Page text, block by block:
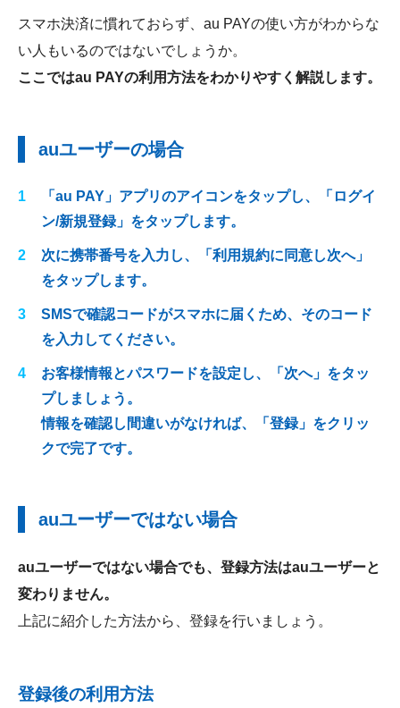
スマホ決済に慣れておらず、au PAYの使い方がわからな
い人もいるのではないでしょうか。
ここではau PAYの利用方法をわかりやすく解説します。
auユーザーの場合
「au PAY」アプリのアイコンをタップし、「ログイ
ン/新規登録」をタップします。
次に携帯番号を入力し、「利用規約に同意し次へ」
をタップします。
SMSで確認コードがスマホに届くため、そのコード
を入力してください。
お客様情報とパスワードを設定し、「次へ」をタッ
プしましょう。
情報を確認し間違いがなければ、「登録」をクリッ
クで完了です。
auユーザーではない場合
auユーザーではない場合でも、登録方法はauユーザーと
変わりません。
上記に紹介した方法から、登録を行いましょう。
登録後の利用方法